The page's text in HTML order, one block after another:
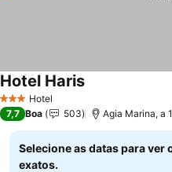
3 EstrelasHotel
Hotel HarisVer preços
7,7 Boa 503 Agia Marina, a
Selecione as datas para ver
exatos.